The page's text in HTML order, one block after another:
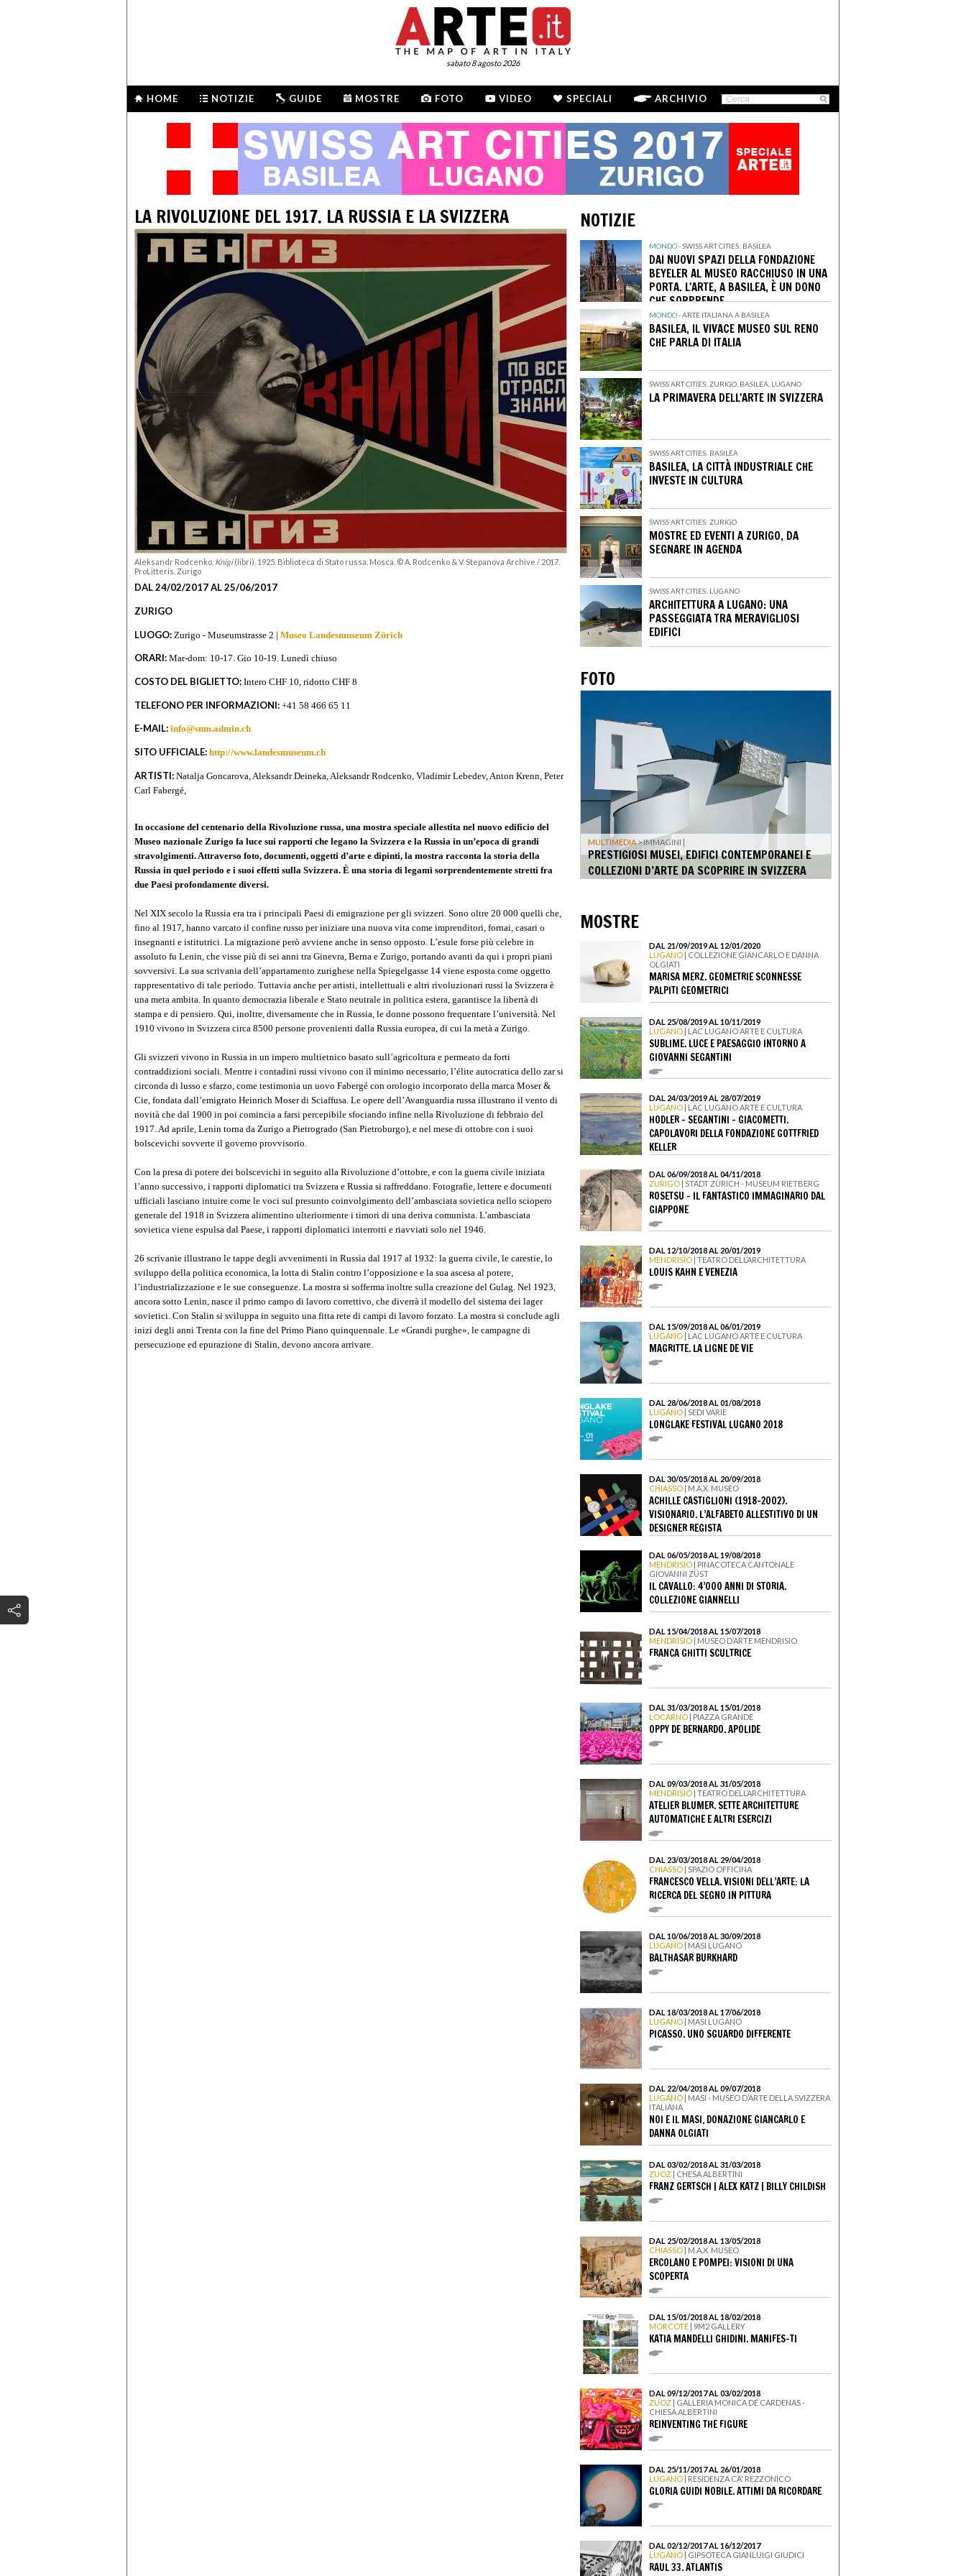
sabato 8 agosto 2026
HOME NOTIZIE GUIDE MOSTRE FOTO VIDEO SPECIALI ARCHIVIO
LA RIVOLUZIONE DEL 1917. LA RUSSIA E LA SVIZZERA
Aleksandr Rodcenko, Knigi(libri), 1925. Biblioteca di Stato russa, Mosca. © A. Rodcenko & V. Stepanova Archive / 2017,
ProLitteris, Zurigo
DAL 24/02/2017 AL 25/06/2017
ZURIGO
LUOGO: Zurigo - Museumstrasse 2 | Museo Landesmuseum Zürich
ORARI: Mar-dom: 10-17. Gio 10-19. Lunedì chiuso
COSTO DEL BIGLIETTO: Intero CHF 10, ridotto CHF 8
TELEFONO PER INFORMAZIONI: +41 58 466 65 11
E-MAIL: info@snm.admin.ch
SITO UFFICIALE: http://www.landesmuseum.ch
ARTISTI: Natalja Goncarova, Aleksandr Deineka, Aleksandr Rodcenko, Vladimir Lebedev, Anton Krenn, Peter
Carl Fabergé,
In occasione del centenario della Rivoluzione russa, una mostra speciale allestita nel nuovo edificio del
Museo nazionale Zurigo fa luce sui rapporti che legano la Svizzera e la Russia in un’epoca di grandi
stravolgimenti. Attraverso foto, documenti, oggetti d’arte e dipinti, la mostra racconta la storia della
Russia in quel periodo e i suoi effetti sulla Svizzera. È una storia di legami sorprendentemente stretti fra
due Paesi profondamente diversi.
Nel XIX secolo la Russia era tra i principali Paesi di emigrazione per gli svizzeri. Sono oltre 20 000 quelli che,
fino al 1917, hanno varcato il confine russo per iniziare una nuova vita come imprenditori, fornai, casari o
insegnanti e istitutrici. La migrazione però avviene anche in senso opposto. L’esule forse più celebre in
assoluto fu Lenin, che visse più di sei anni tra Ginevra, Berna e Zurigo, portando avanti da qui i propri piani
sovversivi. La sua scrivania dell’appartamento zurighese nella Spiegelgasse 14 viene esposta come oggetto
rappresentativo di tale periodo. Tuttavia anche per artisti, intellettuali e altri rivoluzionari russi la Svizzera è
una meta ambita. In quanto democrazia liberale e Stato neutrale in politica estera, garantisce la libertà di
stampa e di pensiero. Qui, inoltre, diversamente che in Russia, le donne possono frequentare l’università. Nel
1910 vivono in Svizzera circa 8500 persone provenienti dalla Russia europea, di cui la metà a Zurigo.
Gli svizzeri vivono in Russia in un impero multietnico basato sull’agricoltura e permeato da forti
contraddizioni sociali. Mentre i contadini russi vivono con il minimo necessario, l’élite autocratica dello zar si
circonda di lusso e sfarzo, come testimonia un uovo Fabergé con orologio incorporato della marca Moser &
Cie, fondata dall’emigrato Heinrich Moser di Sciaffusa. Le opere dell’Avanguardia russa illustrano il vento di
novità che dal 1900 in poi comincia a farsi percepibile sfociando infine nella Rivoluzione di febbraio del
1917. Ad aprile, Lenin torna da Zurigo a Pietrogrado (San Pietroburgo), e nel mese di ottobre con i suoi
bolscevichi sovverte il governo provvisorio.
Con la presa di potere dei bolscevichi in seguito alla Rivoluzione d’ottobre, e con la guerra civile iniziata
l’anno successivo, i rapporti diplomatici tra Svizzera e Russia si raffreddano. Fotografie, lettere e documenti
ufficiali lasciano intuire come le voci sul presunto coinvolgimento dell’ambasciata sovietica nello sciopero
generale del 1918 in Svizzera alimentino ulteriormente i timori di una deriva comunista. L’ambasciata
sovietica viene espulsa dal Paese, i rapporti diplomatici interrotti e riavviati solo nel 1946.
26 scrivanie illustrano le tappe degli avvenimenti in Russia dal 1917 al 1932: la guerra civile, le carestie, lo
sviluppo della politica economica, la lotta di Stalin contro l’opposizione e la sua ascesa al potere,
l’industrializzazione e le sue conseguenze. La mostra si sofferma inoltre sulla creazione del Gulag. Nel 1923,
ancora sotto Lenin, nasce il primo campo di lavoro correttivo, che diverrà il modello del sistema dei lager
sovietici. Con Stalin si sviluppa in seguito una fitta rete di campi di lavoro forzato. La mostra si conclude agli
inizi degli anni Trenta con la fine del Primo Piano quinquennale. Le «Grandi purghe», le campagne di
persecuzione ed epurazione di Stalin, devono ancora arrivare.
NOTIZIE
MONDO -SWISS ART CITIES: BASILEA
DAI NUOVI SPAZI DELLA FONDAZIONE
BEYELER AL MUSEO RACCHIUSO IN UNA
PORTA. L'ARTE, A BASILEA, È UN DONO
CHE SORPRENDE
MONDO -ARTE ITALIANA A BASILEA
BASILEA, IL VIVACE MUSEO SUL RENO
CHE PARLA DI ITALIA
SWISS ART CITIES: ZURIGO, BASILEA, LUGANO
LA PRIMAVERA DELL'ARTE IN SVIZZERA
SWISS ART CITIES: BASILEA
BASILEA, LA CITTÀ INDUSTRIALE CHE
INVESTE IN CULTURA
SWISS ART CITIES: ZURIGO
MOSTRE ED EVENTI A ZURIGO, DA
SEGNARE IN AGENDA
SWISS ART CITIES: LUGANO
ARCHITETTURA A LUGANO: UNA
PASSEGGIATA TRA MERAVIGLIOSI
EDIFICI
FOTO
MULTIMEDIA> IMMAGINI |
PRESTIGIOSI MUSEI, EDIFICI CONTEMPORANEI E
COLLEZIONI D’ARTE DA SCOPRIRE IN SVIZZERA
MOSTRE
DAL 21/09/2019 AL 12/01/2020
LUGANO | COLLEZIONE GIANCARLO E DANNA
OLGIATI
MARISA MERZ. GEOMETRIE SCONNESSE
PALPITI GEOMETRICI
DAL 25/08/2019 AL 10/11/2019
LUGANO | LAC LUGANO ARTE E CULTURA
SUBLIME. LUCE E PAESAGGIO INTORNO A
GIOVANNI SEGANTINI
DAL 24/03/2019 AL 28/07/2019
LUGANO | LAC LUGANO ARTE E CULTURA
HODLER – SEGANTINI – GIACOMETTI.
CAPOLAVORI DELLA FONDAZIONE GOTTFRIED
KELLER
DAL 06/09/2018 AL 04/11/2018
ZURIGO | STADT ZÜRICH - MUSEUM RIETBERG
ROSETSU - IL FANTASTICO IMMAGINARIO DAL
GIAPPONE
DAL 12/10/2018 AL 20/01/2019
MENDRISIO | TEATRO DELL’ARCHITETTURA
LOUIS KAHN E VENEZIA
DAL 15/09/2018 AL 06/01/2019
LUGANO | LAC LUGANO ARTE E CULTURA
MAGRITTE. LA LIGNE DE VIE
DAL 28/06/2018 AL 01/08/2018
LUGANO | SEDI VARIE
LONGLAKE FESTIVAL LUGANO 2018
DAL 30/05/2018 AL 20/09/2018
CHIASSO | M.A.X. MUSEO
ACHILLE CASTIGLIONI (1918–2002).
VISIONARIO. L’ALFABETO ALLESTITIVO DI UN
DESIGNER REGISTA
DAL 06/05/2018 AL 19/08/2018
MENDRISIO | PINACOTECA CANTONALE
GIOVANNI ZÜST
IL CAVALLO: 4’000 ANNI DI STORIA.
COLLEZIONE GIANNELLI
DAL 15/04/2018 AL 15/07/2018
MENDRISIO | MUSEO D’ARTE MENDRISIO
FRANCA GHITTI SCULTRICE
DAL 31/03/2018 AL 15/01/2018
LOCARNO | PIAZZA GRANDE
OPPY DE BERNARDO. APOLIDE
DAL 09/03/2018 AL 31/05/2018
MENDRISIO | TEATRO DELL’ARCHITETTURA
ATELIER BLUMER. SETTE ARCHITETTURE
AUTOMATICHE E ALTRI ESERCIZI
DAL 23/03/2018 AL 29/04/2018
CHIASSO | SPAZIO OFFICINA
FRANCESCO VELLA. VISIONI DELL’ARTE: LA
RICERCA DEL SEGNO IN PITTURA
DAL 10/06/2018 AL 30/09/2018
LUGANO | MASI LUGANO
BALTHASAR BURKHARD
DAL 18/03/2018 AL 17/06/2018
LUGANO | MASI LUGANO
PICASSO. UNO SGUARDO DIFFERENTE
DAL 22/04/2018 AL 09/07/2018
LUGANO | MASI - MUSEO D’ARTE DELLA SVIZZERA
ITALIANA
NOI E IL MASI, DONAZIONE GIANCARLO E
DANNA OLGIATI
DAL 03/02/2018 AL 31/03/2018
ZUOZ | CHESA ALBERTINI
FRANZ GERTSCH | ALEX KATZ | BILLY CHILDISH
DAL 25/02/2018 AL 13/05/2018
CHIASSO | M.A.X. MUSEO
ERCOLANO E POMPEI: VISIONI DI UNA
SCOPERTA
DAL 15/01/2018 AL 18/02/2018
MORCOTE | 9M2 GALLERY
KATIA MANDELLI GHIDINI. MANIFES-TI
DAL 09/12/2017 AL 03/02/2018
ZUOZ | GALLERIA MONICA DE CARDENAS -
CHIESA ALBERTINI
REINVENTING THE FIGURE
DAL 25/11/2017 AL 26/01/2018
LUGANO | RESIDENZA CA' REZZONICO
GLORIA GUIDI NOBILE. ATTIMI DA RICORDARE
DAL 02/12/2017 AL 16/12/2017
LUGANO | GIPSOTECA GIANLUIGI GIUDICI
RAUL 33. ATLANTIS